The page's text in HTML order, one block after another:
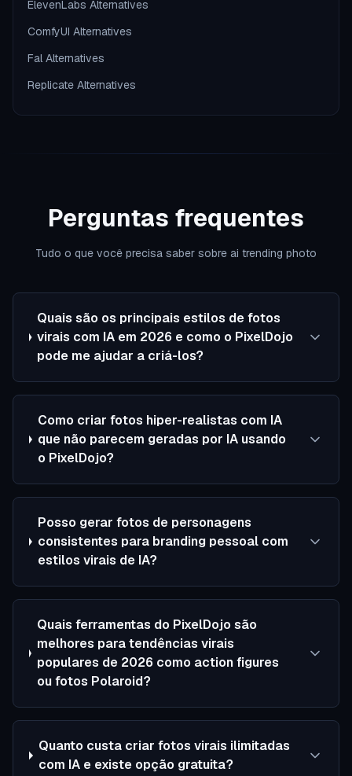
ElevenLabs Alternatives
ComfyUI Alternatives
Fal Alternatives
Replicate Alternatives
Perguntas frequentes
Tudo o que você precisa saber sobre ai trending photo
Quais são os principais estilos de fotos
virais com IA em 2026 e como o PixelDojo
pode me ajudar a criá-los?
Como criar fotos hiper-realistas com IA
que não parecem geradas por IA usando
o PixelDojo?
Posso gerar fotos de personagens
consistentes para branding pessoal com
estilos virais de IA?
Quais ferramentas do PixelDojo são
melhores para tendências virais
populares de 2026 como action figures
ou fotos Polaroid?
Quanto custa criar fotos virais ilimitadas
com IA e existe opção gratuita?